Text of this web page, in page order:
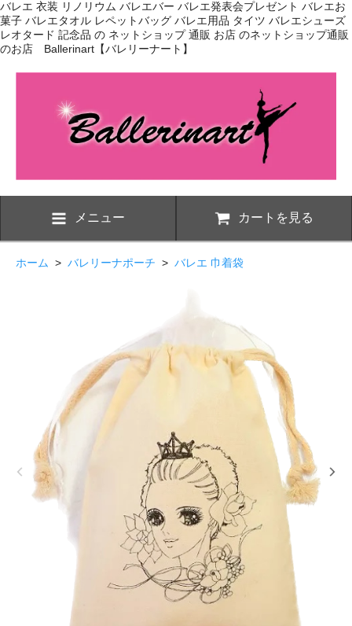
バレエ 衣装 リノリウム バレエバー バレエ発表会プレゼント バレエお
菓子 バレエタオル レペットバッグ バレエ用品 タイツ バレエシューズ
レオタード 記念品 の ネットショップ 通販 お店 のネットショップ通販
のお店 Ballerinart【バレリーナート】
メニュー カートを見る
ホーム > バレリーナポーチ > バレエ 巾着袋